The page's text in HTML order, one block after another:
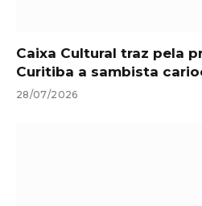
Caixa Cultural traz pela
Curitiba a sambista
28/07/2026